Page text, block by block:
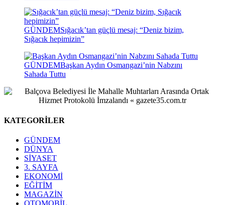
GÜNDEMSığacık’tan güçlü mesaj: “Deniz bizim,
Sığacık hepimizin”
GÜNDEMBaşkan Aydın Osmangazi’nin Nabzını
Sahada Tuttu
KATEGORİLER
GÜNDEM
DÜNYA
SİYASET
3. SAYFA
EKONOMİ
EĞİTİM
MAGAZİN
OTOMOBİL